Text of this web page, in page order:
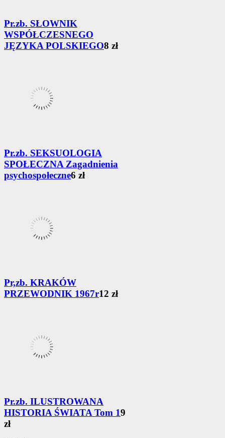
Pr.zb. SŁOWNIK
WSPÓŁCZESNEGO
JĘZYKA POLSKIEGO8 zł
Pr.zb. SEKSUOLOGIA
SPOŁECZNA Zagadnienia
psychospołeczne6 zł
Pr,zb. KRAKÓW
PRZEWODNIK 1967r12 zł
Pr.zb. ILUSTROWANA
HISTORIA ŚWIATA Tom 19
zł